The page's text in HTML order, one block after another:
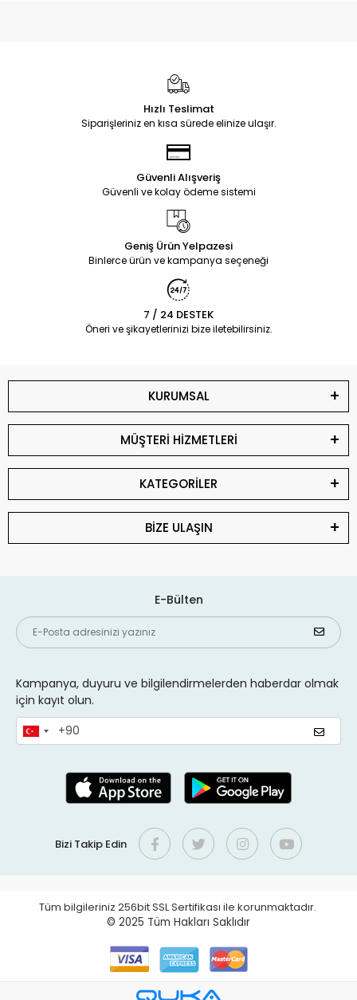
Hızlı Teslimat
Siparişleriniz en kısa sürede elinize ulaşır.
Güvenli Alışveriş
Güvenli ve kolay ödeme sistemi
Geniş Ürün Yelpazesi
Binlerce ürün ve kampanya seçeneği
7 / 24 DESTEK
Öneri ve şikayetlerinizi bize iletebilirsiniz.
KURUMSAL
MÜŞTERİ HİZMETLERİ
KATEGORİLER
BİZE ULAŞIN
E-Bülten
Kampanya, duyuru ve bilgilendirmelerden haberdar olmak
için kayıt olun.
Bizi Takip Edin
Tüm bilgileriniz 256bit SSL Sertifikası ile korunmaktadır.
© 2025 Tüm Hakları Saklıdır